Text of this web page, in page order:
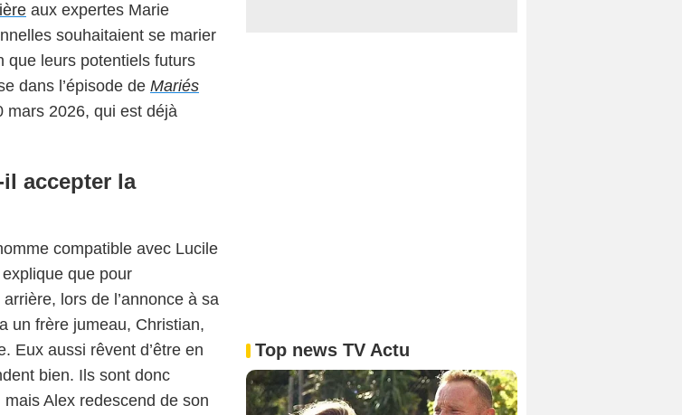
aux expertes Marie
souhaitaient se marier
que leurs potentiels futurs
dans l’épisode de Mariés
mars 2026, qui est déjà
accepter la
compatible avec Lucile
que pour
lors de l’annonce à sa
un frère jumeau, Christian,
Eux aussi rêvent d’être en
bien. Ils sont donc
Alex redescend de son
Top news TV Actu